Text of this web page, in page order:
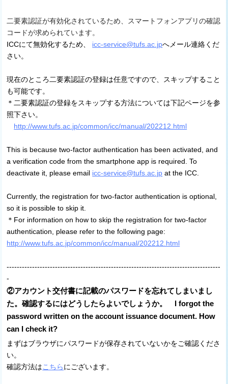
二要素認証が有効化されているため、スマートフォンアプリの確認
コードが求められています。
ICCにて無効化するため、 icc-service@tufs.ac.jpへメール連絡くだ
さい。
現在のところ二要素認証の登録は任意ですので、スキップすること
も可能です。
＊二要素認証の登録をスキップする方法については下記ページを参
照下さい。
http://www.tufs.ac.jp/common/icc/manual/202212.html
This is because two-factor authentication has been activated, and
a verification code from the smartphone app is required. To
deactivate it, please email icc-service@tufs.ac.jp at the ICC.
Currently, the registration for two-factor authentication is optional,
so it is possible to skip it.
＊For information on how to skip the registration for two-factor
authentication, please refer to the following page:
http://www.tufs.ac.jp/common/icc/manual/202212.html
------------------------------------------------------------------------------------
-
②アカウント交付書に記載のパスワードを忘れてしまいまし
た。確認するにはどうしたらよいでしょうか。 I forgot the
password written on the account issuance document. How
can I check it?
まずはブラウザにパスワードが保存されていないかをご確認くださ
い。
確認方法はこちら にございます。